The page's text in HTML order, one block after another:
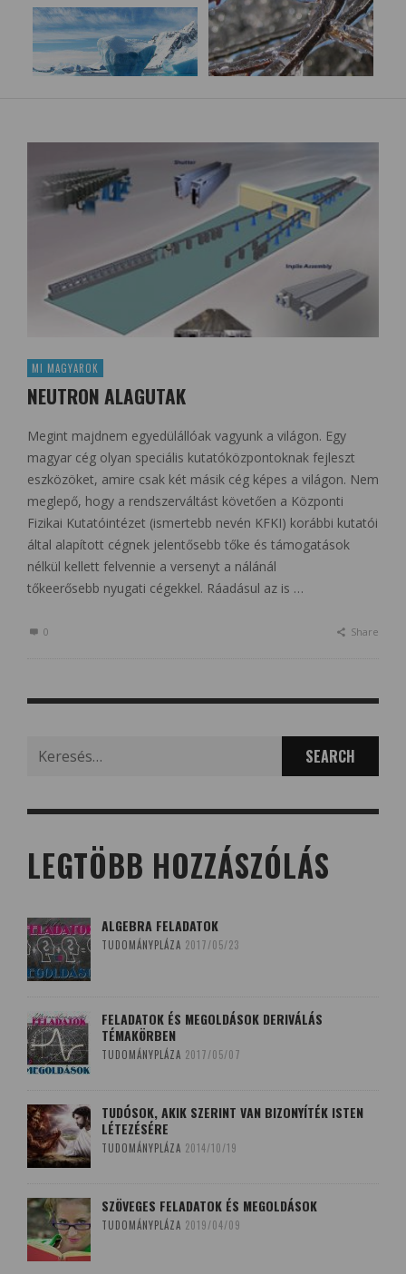
MI MAGYAROK
NEUTRON ALAGUTAK
Megint majdnem egyedülállóak vagyunk a világon. Egy
magyar cég olyan speciális kutatóközpontoknak fejleszt
eszközöket, amire csak két másik cég képes a világon. Nem
meglepő, hogy a rendszerváltást követően a Központi
Fizikai Kutatóintézet (ismertebb nevén KFKI) korábbi kutatói
által alapított cégnek jelentősebb tőke és támogatások
nélkül kellett felvennie a versenyt a nálánál
tőkeerősebb nyugati cégekkel. Ráadásul az is …
0 Share
LEGTÖBB HOZZÁSZÓLÁS
ALGEBRA FELADATOK
TUDOMÁNYPLÁZA 2017/05/23
FELADATOK ÉS MEGOLDÁSOK DERIVÁLÁS
TÉMAKÖRBEN
TUDOMÁNYPLÁZA 2017/05/07
TUDÓSOK, AKIK SZERINT VAN BIZONYÍTÉK ISTEN
LÉTEZÉSÉRE
TUDOMÁNYPLÁZA 2014/10/19
SZÖVEGES FELADATOK ÉS MEGOLDÁSOK
TUDOMÁNYPLÁZA 2019/04/09